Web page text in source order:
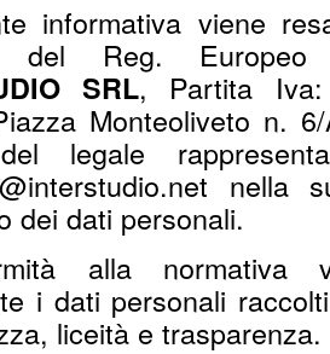
informativa viene
del Reg.
SRL, Partita Iva:
Monteoliveto n.
legale
dei dati personali.
alla normativa
i dati personali
liceità e trasparenza.